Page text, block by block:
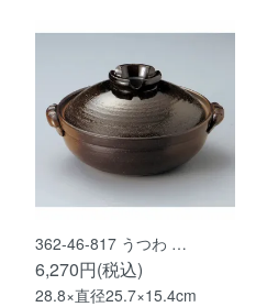
362-46-817 うつわ …
6,270円(税込)
28.8×直径25.7×15.4cm